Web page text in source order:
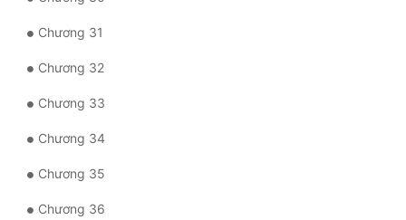
Đông Phương Huyền Huyễn
Đồng Nhân
Cẩu Đạo Trường Sinh
Ngự Thú
Truyện Nam
Chương 31
Chương 32
Chương 33
Chương 34
Chương 35
Chương 36